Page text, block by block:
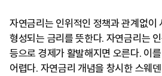
자연금리는 인위적인 정책과 관계없이
형성되는 금리를 뜻한다. 자연금리는
등으로 경제가 활발해지면 오른다. 이
어렵다. 자연금리 개념을 창시한 스웨